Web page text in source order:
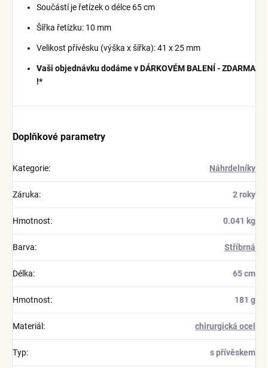
Součástí je řetízek o délce 65 cm
Šířka řetízku: 10 mm
Velikost přívěsku (výška x šířka): 41 x 25 mm
Vaši objednávku dodáme v DÁRKOVÉM BALENÍ - ZDARMA
!*
Doplňkové parametry
Kategorie: Náhrdelníky
Záruka: 2 roky
Hmotnost: 0.041 kg
Barva: Stříbrná
Délka: 65 cm
Hmotnost: 181 g
Materiál : chirurgická ocel
Typ: s přívěskem